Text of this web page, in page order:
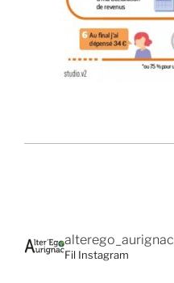
alterego_aurignac
Fil Instagram